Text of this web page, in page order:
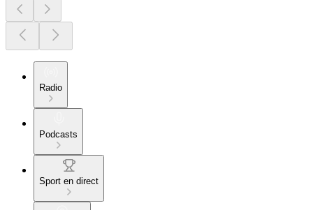
Radio
Podcasts
Sport en direct